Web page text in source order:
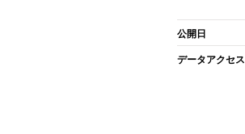
公開日
データアクセス